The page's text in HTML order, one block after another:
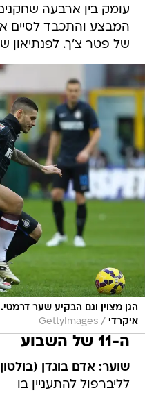
עומק בין ארבעה
המבצע והתכבד לסיים
של פטר צ'ך. לפנתיאון
הגן מצוין וגם הבקיע שער
איקרדי /
GettyImages
ה-11 של השבוע
שוער: אדם בוגדן
לליברפול להתעניין בו